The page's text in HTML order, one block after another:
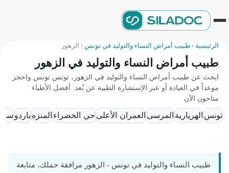
الرئيسية‹طبيب أمراض النساء والتوليد في تونس‹الزهور
طبيب أمراض النساء والتوليد في الزهور
ابحث عن طبيب أمراض النساء والتوليد في الزهور، تونس تونس واحجز
موعداً في العيادة أو عبر الإستشارة الطبية عن بُعد. أفضل الأطباء
متاحون الآن
تونسالهريارية المرسىالعمران الأعلىحي الخضراء المنزه باردوسيدي
طبيب النساء والتوليد في تونس - الزهور مرافقة حملك، متابعة